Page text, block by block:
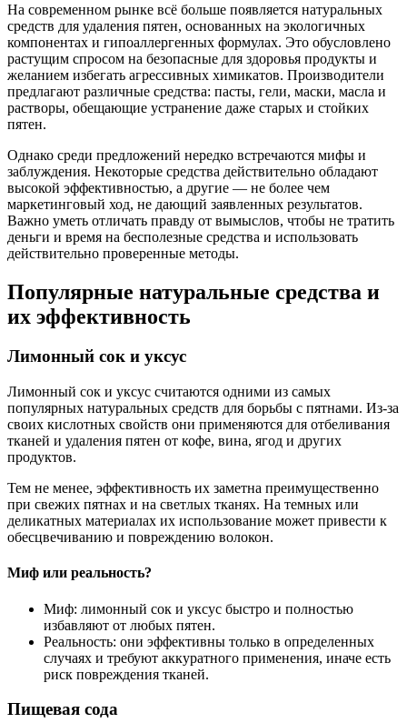
На современном рынке всё больше появляется натуральных
средств для удаления пятен, основанных на экологичных
компонентах и гипоаллергенных формулах. Это обусловлено
растущим спросом на безопасные для здоровья продукты и
желанием избегать агрессивных химикатов. Производители
предлагают различные средства: пасты, гели, маски, масла и
растворы, обещающие устранение даже старых и стойких
пятен.
Однако среди предложений нередко встречаются мифы и
заблуждения. Некоторые средства действительно обладают
высокой эффективностью, а другие — не более чем
маркетинговый ход, не дающий заявленных результатов.
Важно уметь отличать правду от вымыслов, чтобы не тратить
деньги и время на бесполезные средства и использовать
действительно проверенные методы.
Популярные натуральные средства и
их эффективность
Лимонный сок и уксус
Лимонный сок и уксус считаются одними из самых
популярных натуральных средств для борьбы с пятнами. Из-за
своих кислотных свойств они применяются для отбеливания
тканей и удаления пятен от кофе, вина, ягод и других
продуктов.
Тем не менее, эффективность их заметна преимущественно
при свежих пятнах и на светлых тканях. На темных или
деликатных материалах их использование может привести к
обесцвечиванию и повреждению волокон.
Миф или реальность?
Миф: лимонный сок и уксус быстро и полностью
избавляют от любых пятен.
Реальность: они эффективны только в определенных
случаях и требуют аккуратного применения, иначе есть
риск повреждения тканей.
Пищевая сода